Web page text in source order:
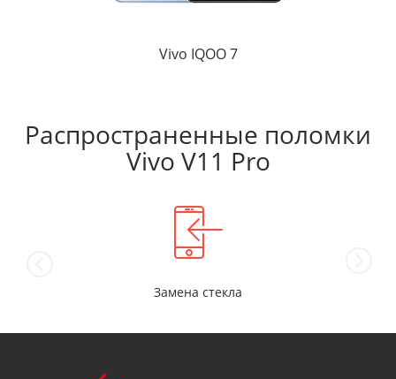
Vivo IQOO 7
Распространенные поломки
Vivo V11 Pro
Замена стекла